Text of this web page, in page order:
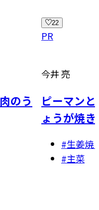
肉のし
PR
ワタナベ
グリル
びたし
#おつ
#副菜